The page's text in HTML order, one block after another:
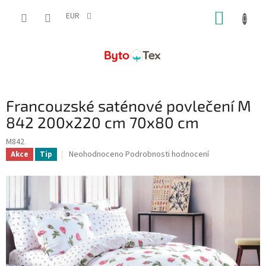
EUR
Francouzské saténové povlečení M
842 200x220 cm 70x80 cm
M842
Akce Tip
Průměrné
produktu
z
5
hvězdiček.
Neohodnoceno Podrobnosti hodnocení